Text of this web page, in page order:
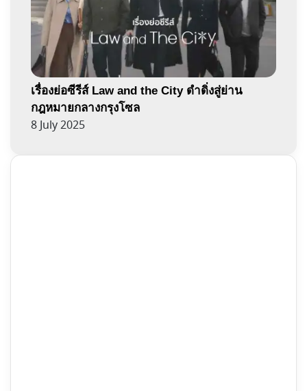
เรื่องย่อซีรีส์ Law and the City ดำดิ่งสู่ย่าน
กฎหมายกลางกรุงโซล
8 July 2025